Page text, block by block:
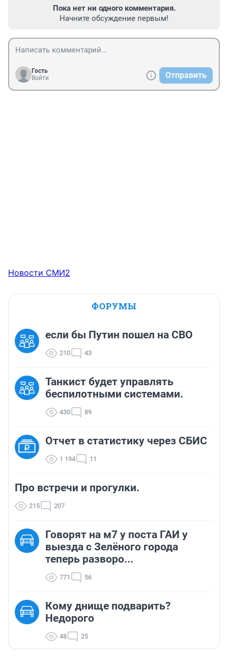
Пока нет ни одного комментария.
Начните обсуждение первым!
Гость
Войти
Отправить
Новости СМИ2
ФОРУМЫ
если бы Путин пошел на СВО
210 43
Танкист будет управлять
беспилотными системами.
430 89
Отчет в статистику через СБИС
1 194 11
Про встречи и прогулки.
215 207
Говорят на м7 у поста ГАИ у
выезда с Зелёного города
теперь разворо...
771 56
Кому днище подварить?
Недорого
48 25